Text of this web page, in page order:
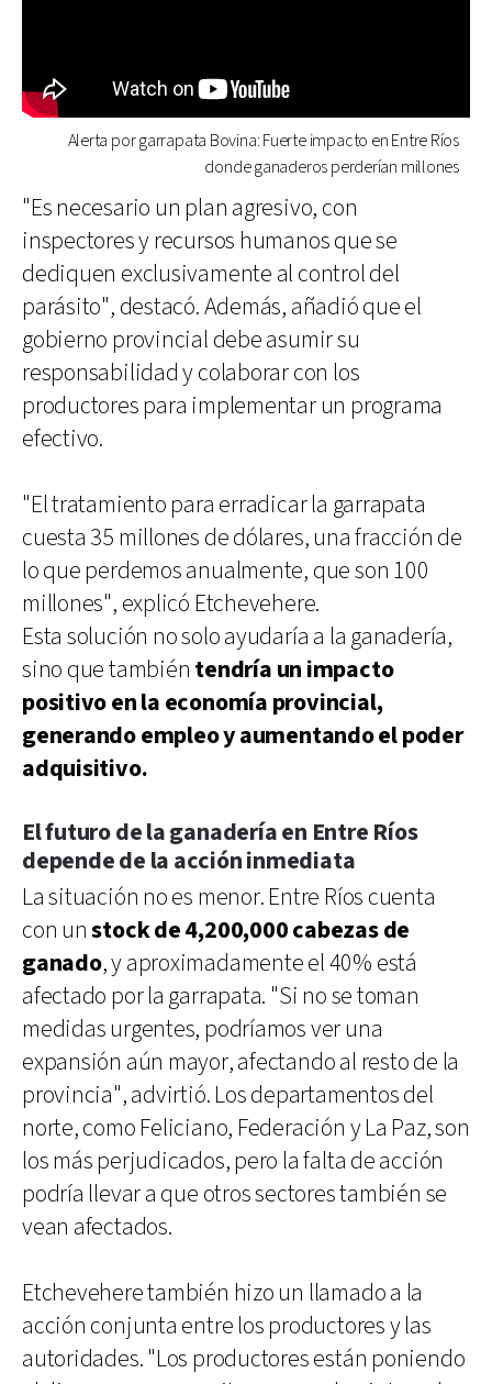
Alerta por garrapata Bovina: Fuerte impacto en Entre Ríos
donde ganaderos perderían millones
"Es necesario un plan agresivo, con
inspectores y recursos humanos que se
dediquen exclusivamente al control del
parásito", destacó. Además, añadió que el
gobierno provincial debe asumir su
responsabilidad y colaborar con los
productores para implementar un programa
efectivo.
"El tratamiento para erradicar la garrapata
cuesta 35 millones de dólares, una fracción de
lo que perdemos anualmente, que son 100
millones", explicó Etchevehere.
Esta solución no solo ayudaría a la ganadería,
sino que también tendría un impacto
positivo en la economía provincial,
generando empleo y aumentando el poder
adquisitivo.
El futuro de la ganadería en Entre Ríos
depende de la acción inmediata
La situación no es menor. Entre Ríos cuenta
con unstock de 4,200,000 cabezas de
ganado, y aproximadamente el 40% está
afectado por la garrapata. "Si no se toman
medidas urgentes, podríamos ver una
expansión aún mayor, afectando al resto de la
provincia", advirtió. Los departamentos del
norte, como Feliciano, Federación y La Paz, son
los más perjudicados, pero la falta de acción
podría llevar a que otros sectores también se
vean afectados.
Etchevehere también hizo un llamado a la
acción conjunta entre los productores y las
autoridades. "Los productores están poniendo